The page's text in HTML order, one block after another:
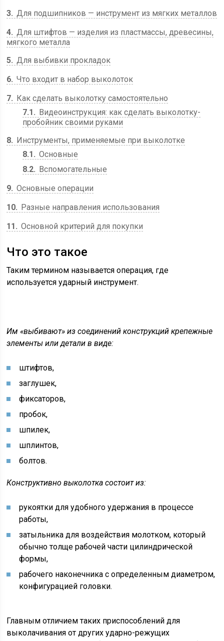
3 Для подшипников — инструмент из мягких металлов
4 Для штифтов — изделия из пластмассы, древесины,
мягкого металла
5 Для выбивки прокладок
6 Что входит в набор выколоток
7
Как сделать выколотку самостоятельно
7.1
Видеоинструкция: как сделать выколотку-
пробойник своими руками
8
Инструменты, применяемые при выколотке
8.1
Основные
8.2
Вспомогательные
9 Основные операции
10
Разные направления использования
11
Основной критерий для покупки
Что это такое
Таким термином называется операция, где
используется ударный инструмент.
Им «выбивают» из соединений конструкций крепежные
элементы или детали в виде:
штифтов,
заглушек,
фиксаторов,
пробок,
шпилек,
шплинтов,
болтов.
Конструктивно выколотка состоит из:
рукоятки для удобного удержания в процессе
работы,
затыльника для воздействия молотком, который
обычно толще рабочей части цилиндрической
формы,
рабочего наконечника с определенным диаметром,
конфигурацией головки.
Главным отличием таких приспособлений для
выколачивания от других ударно-режущих